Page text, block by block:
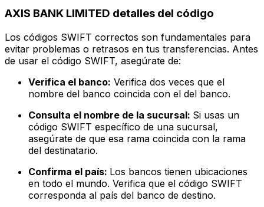
AXIS BANK LIMITED detalles del código
Los códigos SWIFT correctos son fundamentales para
evitar problemas o retrasos en tus transferencias. Antes
de usar el código SWIFT, asegúrate de:
Verifica el banco: Verifica dos veces que el
nombre del banco coincida con el del banco.
Consulta el nombre de la sucursal: Si usas un
código SWIFT específico de una sucursal,
asegúrate de que esa rama coincida con la rama
del destinatario.
Confirma el país: Los bancos tienen ubicaciones
en todo el mundo. Verifica que el código SWIFT
corresponda al país del banco de destino.